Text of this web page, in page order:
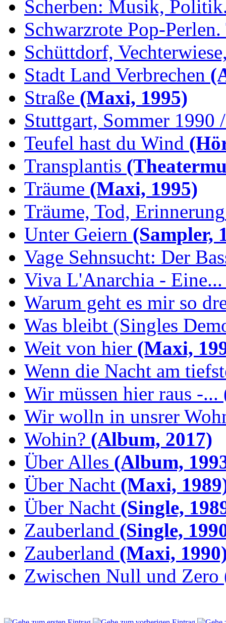
Scherben: Musik,
Schwarzrote Pop-
Schüttdorf,
Stadt Land Verbrechen
Straße (Maxi, 1995)
Stuttgart, Sommer 1990
Teufel hast du Wind
Transplantis
Träume (Maxi, 1995)
Träume, Tod, Erinnerung
Unter Geiern (Sampler,
Vage Sehnsucht: Der
Viva L'Anarchia - Eine...
Warum geht es mir so
Was bleibt (Singles
Weit von hier (Maxi,
Wenn die Nacht am
Wir müssen hier raus -...
Wir wolln in unsrer
Wohin? (Album, 2017)
Über Alles (Album,
Über Nacht (Maxi,
Über Nacht (Single,
Zauberland (Single,
Zauberland (Maxi,
Zwischen Null und Zero